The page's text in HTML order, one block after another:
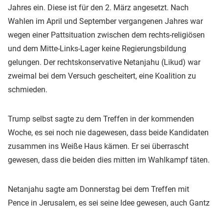
Jahres ein. Diese ist für den 2. März angesetzt. Nach
Wahlen im April und September vergangenen Jahres war
wegen einer Pattsituation zwischen dem rechts-religiösen
und dem Mitte-Links-Lager keine Regierungsbildung
gelungen. Der rechtskonservative Netanjahu (Likud) war
zweimal bei dem Versuch gescheitert, eine Koalition zu
schmieden.
Trump selbst sagte zu dem Treffen in der kommenden
Woche, es sei noch nie dagewesen, dass beide Kandidaten
zusammen ins Weiße Haus kämen. Er sei überrascht
gewesen, dass die beiden dies mitten im Wahlkampf täten.
Netanjahu sagte am Donnerstag bei dem Treffen mit
Pence in Jerusalem, es sei seine Idee gewesen, auch Gantz